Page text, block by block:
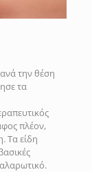
την θέση
τα
πλέον,
Τα είδη